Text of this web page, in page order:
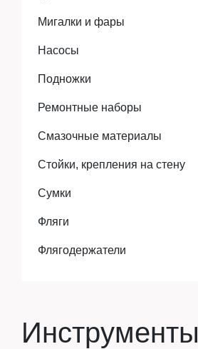
Мигалки и фары
Насосы
Подножки
Ремонтные наборы
Смазочные материалы
Стойки, крепления на стену
Сумки
Фляги
Флягодержатели
Инструменты